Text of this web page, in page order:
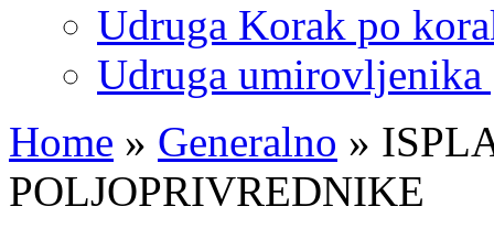
Udruga Korak po
Udruga umirovljenika
Home » Generalno »
POLJOPRIVREDNIKE